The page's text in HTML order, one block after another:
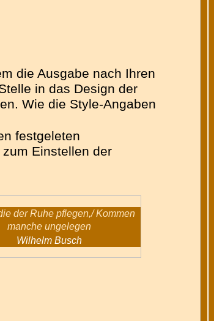
die Ausgabe nach Ihren
in das Design der
Wie die Style-Angaben
festgeleten
Einstellen der
der Ruhe pflegen,/ Kommen
manche ungelegen
Wilhelm Busch